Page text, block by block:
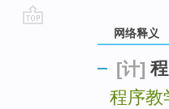
网络释义
[计]
程序教